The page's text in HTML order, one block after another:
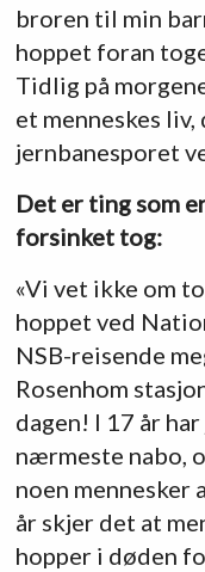
broren til min
hoppet foran
Tidlig på
et menneskes liv,
jernbanesporet
Det er ting som
forsinket tog:
«Vi vet ikke om
hoppet ved
NSB-reisende
Rosenhom
dagen! I 17 år
nærmeste nabo,
noen
år skjer det at
hopper i døden